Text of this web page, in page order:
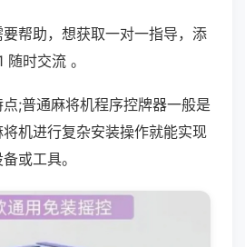
帮助，想获取一对一指导，添
时交流 。
;普通麻将机程序控牌器一般是
机进行复杂安装操作就能实现
或工具。